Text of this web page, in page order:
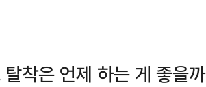
착은 언제 하는 게 좋을까